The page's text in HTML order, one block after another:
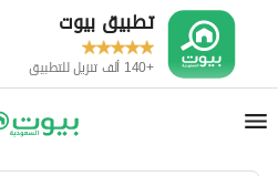
تطبيق بيوت
+140 ألف تنزيل للتطبيق